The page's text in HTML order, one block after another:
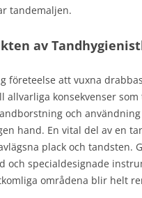
tandemaljen.
av
företeelse att vuxna
allvarliga konsekvenser
och
hand. En vital del av en
plack och tandsten.
och specialdesignade
områdena blir helt